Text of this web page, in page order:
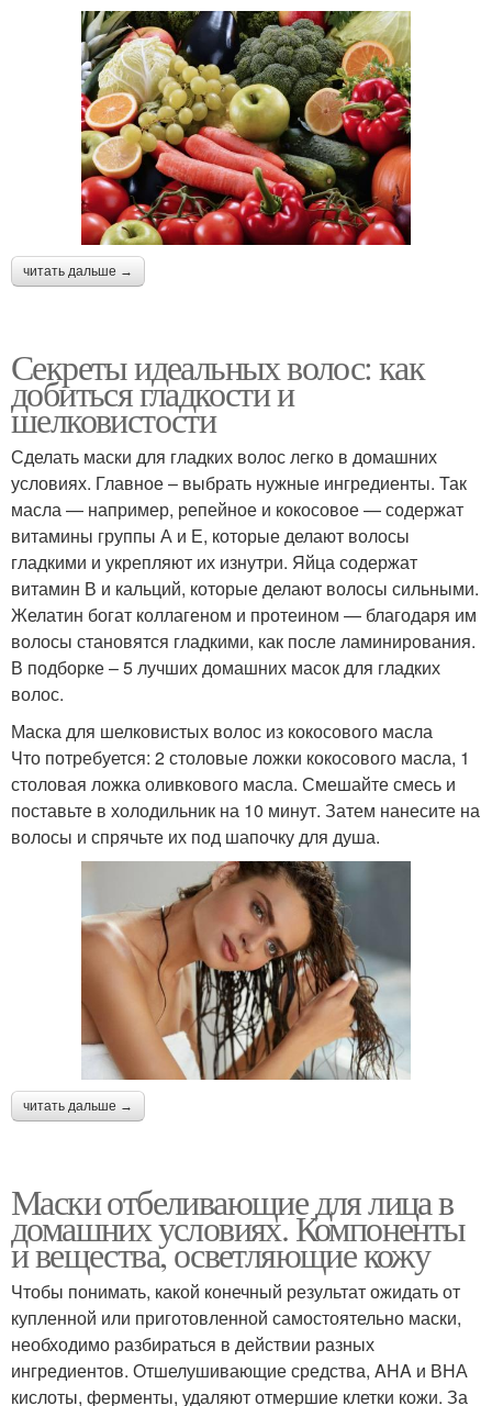
читать дальше →
Секреты идеальных волос: как
добиться гладкости и
шелковистости
Сделать маски для гладких волос легко в домашних
условиях. Главное – выбрать нужные ингредиенты. Так
масла — например, репейное и кокосовое — содержат
витамины группы А и Е, которые делают волосы
гладкими и укрепляют их изнутри. Яйца содержат
витамин В и кальций, которые делают волосы сильными.
Желатин богат коллагеном и протеином — благодаря им
волосы становятся гладкими, как после ламинирования.
В подборке – 5 лучших домашних масок для гладких
волос.
Маска для шелковистых волос из кокосового масла
Что потребуется: 2 столовые ложки кокосового масла, 1
столовая ложка оливкового масла. Смешайте смесь и
поставьте в холодильник на 10 минут. Затем нанесите на
волосы и спрячьте их под шапочку для душа.
читать дальше →
Маски отбеливающие для лица в
домашних условиях. Компоненты
и вещества, осветляющие кожу
Чтобы понимать, какой конечный результат ожидать от
купленной или приготовленной самостоятельно маски,
необходимо разбираться в действии разных
ингредиентов. Отшелушивающие средства, AHA и ВНА
кислоты, ферменты, удаляют отмершие клетки кожи. За